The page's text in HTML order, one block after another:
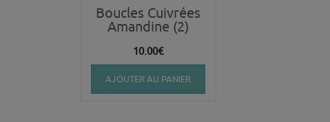
Boucles Cuivrées
Amandine (2)
10.00€
AJOUTER AU PANIER